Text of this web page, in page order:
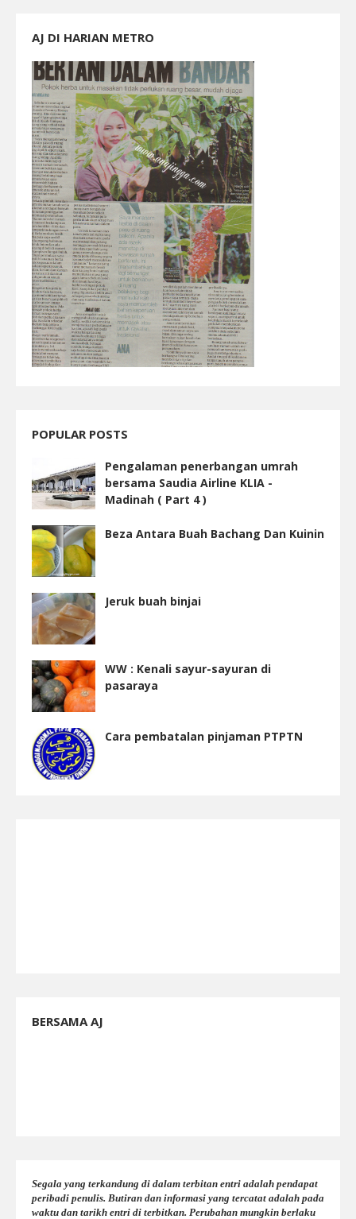
AJ DI HARIAN METRO
POPULAR POSTS
Pengalaman penerbangan umrah
bersama Saudia Airline KLIA -
Madinah ( Part 4 )
Beza Antara Buah Bachang Dan Kuinin
Jeruk buah binjai
WW : Kenali sayur-sayuran di
pasaraya
Cara pembatalan pinjaman PTPTN
BERSAMA AJ
Segala yang terkandung di dalam terbitan entri adalah pendapat
peribadi penulis. Butiran dan informasi yang tercatat adalah pada
waktu dan tarikh entri di terbitkan. Perubahan mungkin berlaku